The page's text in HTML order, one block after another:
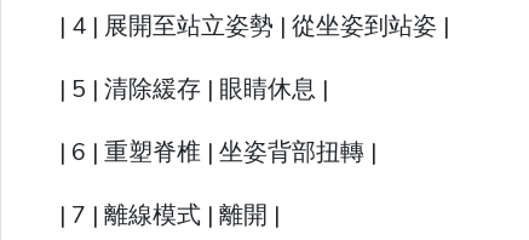
| 4 | 展開至站立姿勢 | 從坐姿到站姿 |
| 5 | 清除緩存 | 眼睛休息 |
| 6 | 重塑脊椎 | 坐姿背部扭轉 |
| 7 | 離線模式 | 離開 |